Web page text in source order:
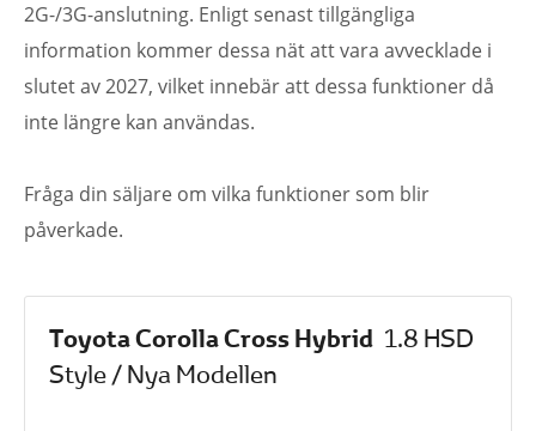
2G-/3G-anslutning. Enligt senast tillgängliga
information kommer dessa nät att vara avvecklade i
slutet av 2027, vilket innebär att dessa funktioner då
inte längre kan användas.
Fråga din säljare om vilka funktioner som blir
påverkade.
Toyota Corolla Cross Hybrid 1.8 HSD
Style / Nya Modellen